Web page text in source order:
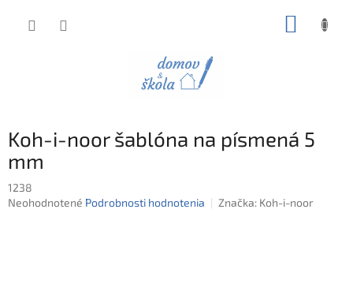
Koh-i-noor šablóna na písmená 5
mm
1238
Priemerné
Neohodnotené Podrobnosti hodnotenia Značka: Koh-i-noor